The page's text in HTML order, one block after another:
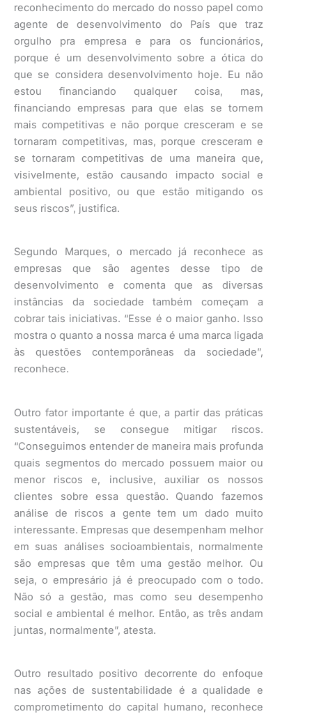
reconhecimento do mercado do nosso papel como
agente de desenvolvimento do País que traz
orgulho pra empresa e para os funcionários,
porque é um desenvolvimento sobre a ótica do
que se considera desenvolvimento hoje. Eu não
estou financiando qualquer coisa, mas,
financiando empresas para que elas se tornem
mais competitivas e não porque cresceram e se
tornaram competitivas, mas, porque cresceram e
se tornaram competitivas de uma maneira que,
visivelmente, estão causando impacto social e
ambiental positivo, ou que estão mitigando os
seus riscos”, justifica.
Segundo Marques, o mercado já reconhece as
empresas que são agentes desse tipo de
desenvolvimento e comenta que as diversas
instâncias da sociedade também começam a
cobrar tais iniciativas. “Esse é o maior ganho. Isso
mostra o quanto a nossa marca é uma marca ligada
às questões contemporâneas da sociedade”,
reconhece.
Outro fator importante é que, a partir das práticas
sustentáveis, se consegue mitigar riscos.
“Conseguimos entender de maneira mais profunda
quais segmentos do mercado possuem maior ou
menor riscos e, inclusive, auxiliar os nossos
clientes sobre essa questão. Quando fazemos
análise de riscos a gente tem um dado muito
interessante. Empresas que desempenham melhor
em suas análises socioambientais, normalmente
são empresas que têm uma gestão melhor. Ou
seja, o empresário já é preocupado com o todo.
Não só a gestão, mas como seu desempenho
social e ambiental é melhor. Então, as três andam
juntas, normalmente”, atesta.
Outro resultado positivo decorrente do enfoque
nas ações de sustentabilidade é a qualidade e
comprometimento do capital humano, reconhece